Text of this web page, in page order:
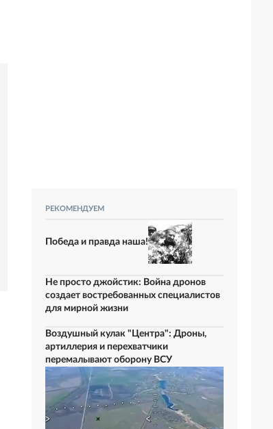
РЕКОМЕНДУЕМ
Победа и правда наша!
Не просто джойстик: Война дронов
создает востребованных специалистов
для мирной жизни
Воздушный кулак "Центра": Дроны,
артиллерия и перехватчики
перемалывают оборону ВСУ